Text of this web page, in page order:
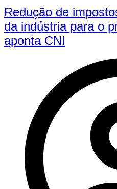
Redução de
da indústria para o
aponta CNI